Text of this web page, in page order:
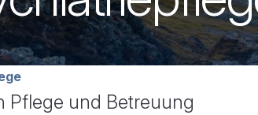
Pflege und Betreuung